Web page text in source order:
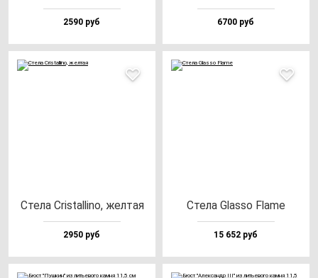
2590 руб 6700 руб
Сте­ла Cris­tal­li­no, жел­тая
2950 руб
Сте­ла Glas­so Fla­me
15 652 руб